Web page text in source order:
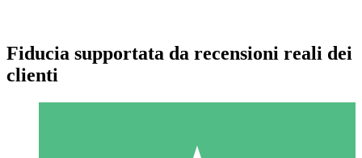
Fiducia supportata da recensioni reali dei
clienti